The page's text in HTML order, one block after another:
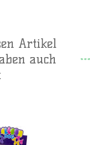
Artikel
auch